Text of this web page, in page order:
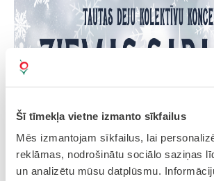
Šī tīmekļa vietne izmanto sīkfailus
Mēs izmantojam sīkfailus, lai
reklāmas, nodrošinātu sociālo saziņas
un analizētu mūsu datplūsmu.